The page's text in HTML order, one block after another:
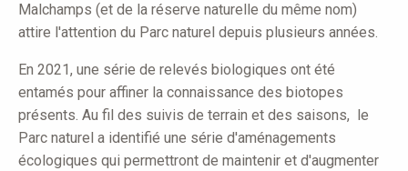
Malchamps (et de la réserve naturelle du même nom)
attire l'attention du Parc naturel depuis plusieurs années.
En 2021, une série de relevés biologiques ont été
entamés pour affiner la connaissance des biotopes
présents. Au fil des suivis de terrain et des saisons, le
Parc naturel a identifié une série d'aménagements
écologiques qui permettront de maintenir et d'augmenter